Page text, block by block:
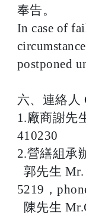
奉告。
In case of
postponed
六、連絡人
1.廠商謝先
410230
2.營繕組承
郭先生 Mr.
5219，
陳先生